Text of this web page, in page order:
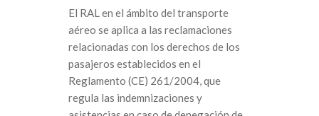
El RAL en el ámbito del transporte
aéreo se aplica a las reclamaciones
relacionadas con los derechos de los
pasajeros establecidos en el
Reglamento (CE) 261/2004, que
regula las indemnizaciones y